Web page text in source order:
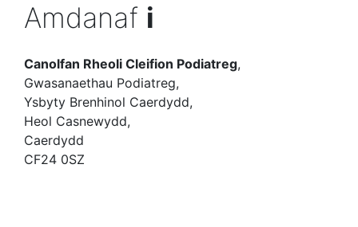
Amdanaf i
Canolfan Rheoli Cleifion Podiatreg,
Gwasanaethau Podiatreg,
Ysbyty Brenhinol Caerdydd,
Heol Casnewydd,
Caerdydd
CF24 0SZ